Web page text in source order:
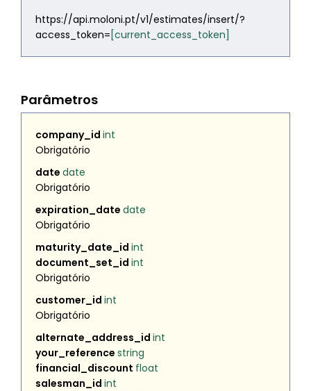
https://api.moloni.pt/v1/estimates/insert/?
access_token= [current_access_token]
Parâmetros
company_id int
Obrigatório
date date
Obrigatório
expiration_date date
Obrigatório
maturity_date_id int
document_set_id int
Obrigatório
customer_id int
Obrigatório
alternate_address_id int
your_reference string
financial_discount float
salesman_id int